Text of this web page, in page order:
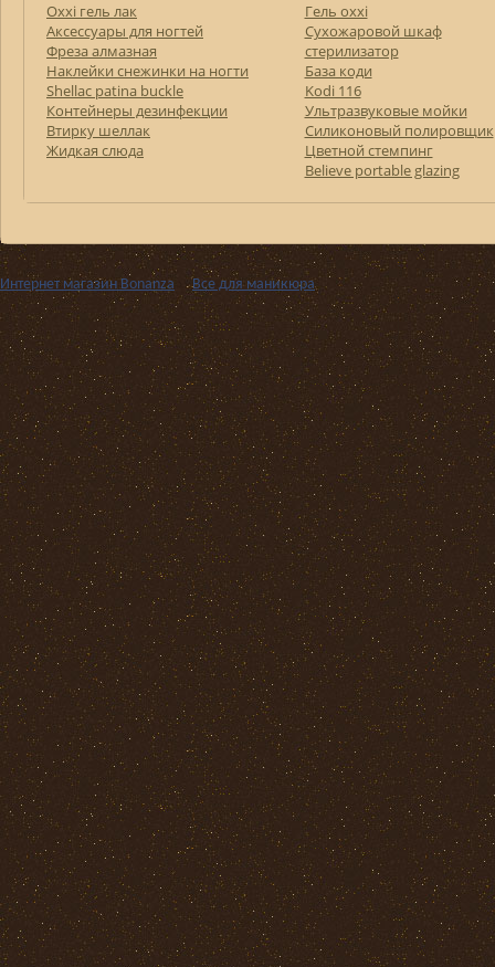
Oxxi гель лак
Аксессуары для ногтей
Фреза алмазная
Наклейки снежинки на ногти
Shellac patina buckle
Контейнеры дезинфекции
Втирку шеллак
Жидкая слюда
Гель oxxi
Сухожаровой шкаф
стерилизатор
База коди
Kodi 116
Ультразвуковые мойки
Силиконовый полировщик
Цветной стемпинг
Believe portable glazing
Интернет магазин Bonanza ››Все для маникюра